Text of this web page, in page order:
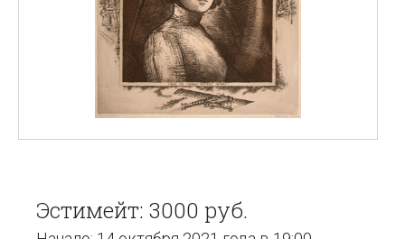
Эстимейт: 3000 руб.